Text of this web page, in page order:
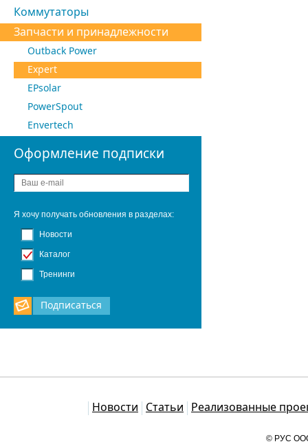
Коммутаторы
Запчасти и принадлежности
Outback Power
Expert
EPsolar
PowerSpout
Envertech
Оформление подписки
Я хочу получать обновления в разделах:
Новости
Каталог
Тренинги
Подписаться
Новости Статьи Реализованные
© РУС ООО